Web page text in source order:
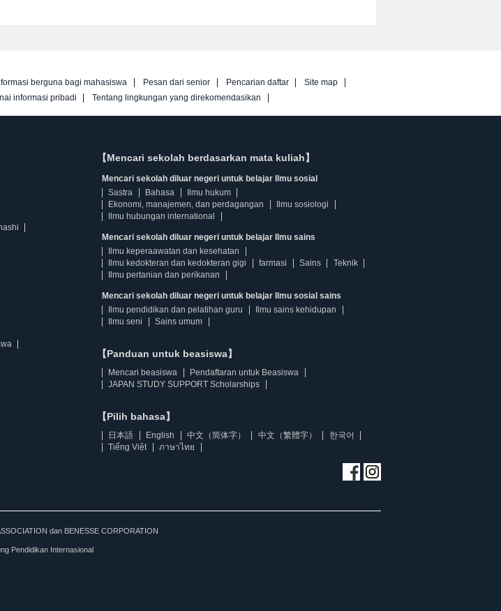
berguna bagi mahasiswa Pesan dari senior Pencarian daftar
Site map
informasi pribadi Tentang lingkungan yang direkomendasikan
【Mencari sekolah berdasarkan mata kuliah】
Mencari sekolah diluar negeri untuk belajar Ilmu sosial
Sastra
Bahasa
Ilmu hukum
Ekonomi, manajemen, dan perdagangan
Ilmu sosiologi
Ilmu hubungan international
Mencari sekolah diluar negeri untuk belajar Ilmu sains
Ilmu keperaawatan dan kesehatan
Ilmu kedokteran dan kedokteran gigi
farmasi Sains
Teknik
Ilmu pertanian dan perikanan
Mencari sekolah diluar negeri untuk belajar Ilmu sosial sains
Ilmu pendidikan dan pelatihan guru
Ilmu sains kehidupan
Ilmu seni
Sains umum
【Panduan untuk beasiswa】
Mencari beasiswa
Pendaftaran untuk Beasiswa
JAPAN STUDY SUPPORT Scholarships
【Pilih bahasa】
日本語 English 中文（简体字） 中文（繁體字）
한국어
Tiếng Việt
ภาษาไทย
dan BENESSE CORPORATION
Pendidikan Internasional